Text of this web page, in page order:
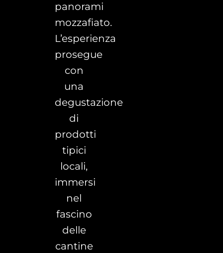
panorami
mozzafiato.
L’esperienza
prosegue
con
una
degustazione
di
prodotti
tipici
locali,
immersi
nel
fascino
delle
cantine